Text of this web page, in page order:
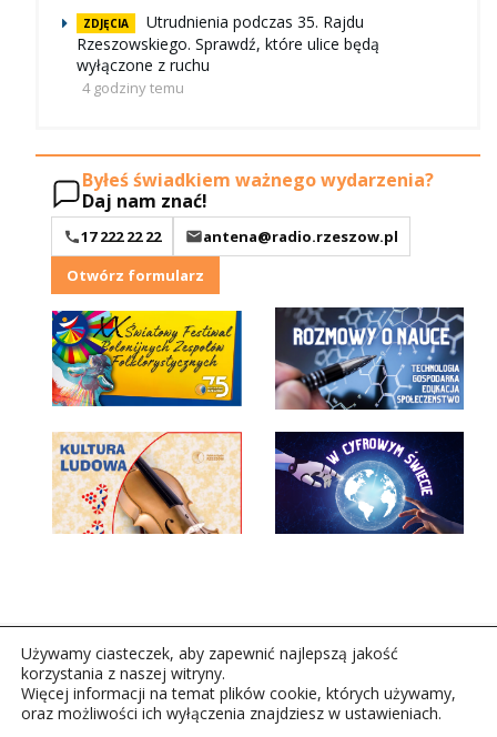
ZDJĘCIA
Utrudnienia podczas 35. Rajdu
Rzeszowskiego. Sprawdź, które ulice będą
wyłączone z ruchu
4 godziny temu
Byłeś świadkiem ważnego wydarzenia?
Daj nam znać!
17 222 22 22
antena@radio.rzeszow.pl
Otwórz formularz
Copyright © 2026Polskie Radio Rzeszów S.A. w likwidacj.
Używamy ciasteczek, aby zapewnić najlepszą jakość
korzystania z naszej witryny.
Więcej informacji na temat plików cookie, których używamy,
oraz możliwości ich wyłączenia znajdziesz w ustawieniach.